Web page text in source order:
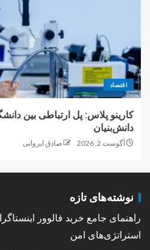
اقتصاد
کارینو پلاس: پل ارتباطی بین
دانش‌بنیان
آگوست 2, 2026 صادق ایروانی
نوشته‌های تازه
راهنمای جامع خرید فالوور
استراتژی‌های امن